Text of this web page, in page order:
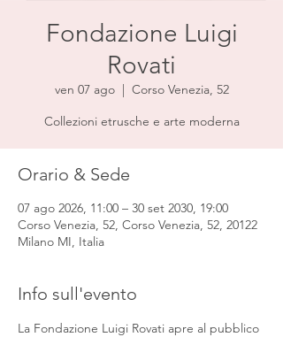
Fondazione Luigi
Rovati
ven 07 ago
  |
Corso Venezia, 52
Collezioni etrusche e arte moderna
Orario & Sede
07 ago 2026, 11:00 – 30 set 2030, 19:00
Corso Venezia, 52, Corso Venezia, 52, 20122
Milano MI, Italia
Info sull'evento
La Fondazione Luigi Rovati apre al pubblico